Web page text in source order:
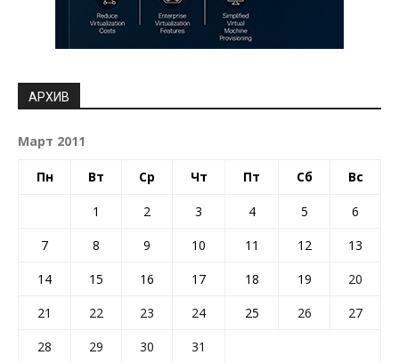
АРХИВ
Март 2011
Пн Вт Ср Чт Пт Сб Вс
1 2 3 4 5
6
7
8 9 10 11 12
13
14
15 16 17 18 19
20
21
22 23 24 25 26
27
28
29 30
31